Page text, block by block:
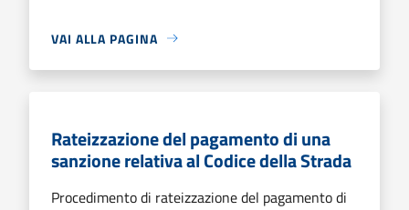
VAI ALLA PAGINA
Rateizzazione del pagamento di una
sanzione relativa al Codice della Strada
Procedimento di rateizzazione del pagamento di